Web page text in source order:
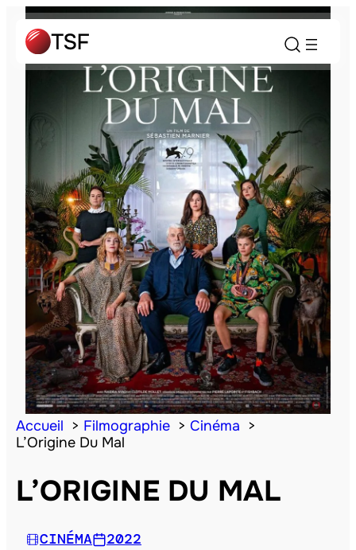
Accueil Filmographie
Cinéma
L’Origine Du Mal
L’ORIGINE DU MAL
CINÉMA
2022